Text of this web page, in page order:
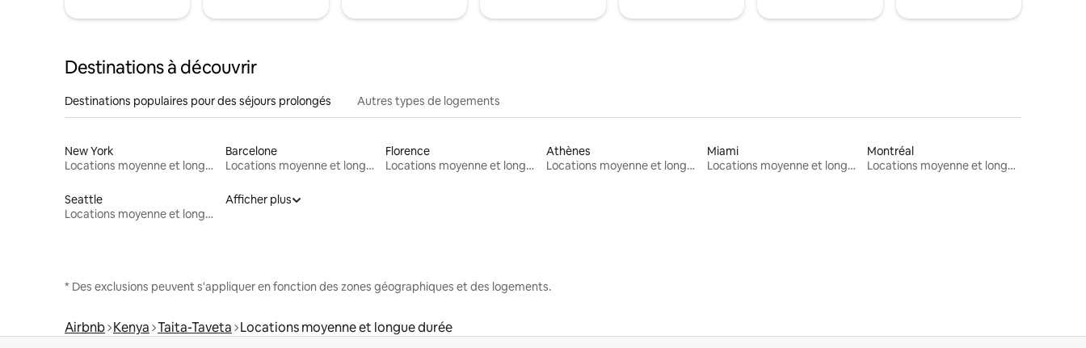
Destinations à découvrir
Destinations populaires pour des séjours prolongés Autres types de logements
New York
Locations moyenne et longue durée
Barcelone
Locations moyenne et longue durée
Florence
Locations moyenne et longue durée
Athènes
Locations moyenne et longue durée
Miami
Locations moyenne et longue durée
Montréal
Locations moyenne et longue durée
Seattle
Locations moyenne et longue durée
Afficher plus
* Des exclusions peuvent s'appliquer en fonction des zones géographiques et des logements.
Airbnb Kenya Taita-Taveta Locations moyenne et longue durée